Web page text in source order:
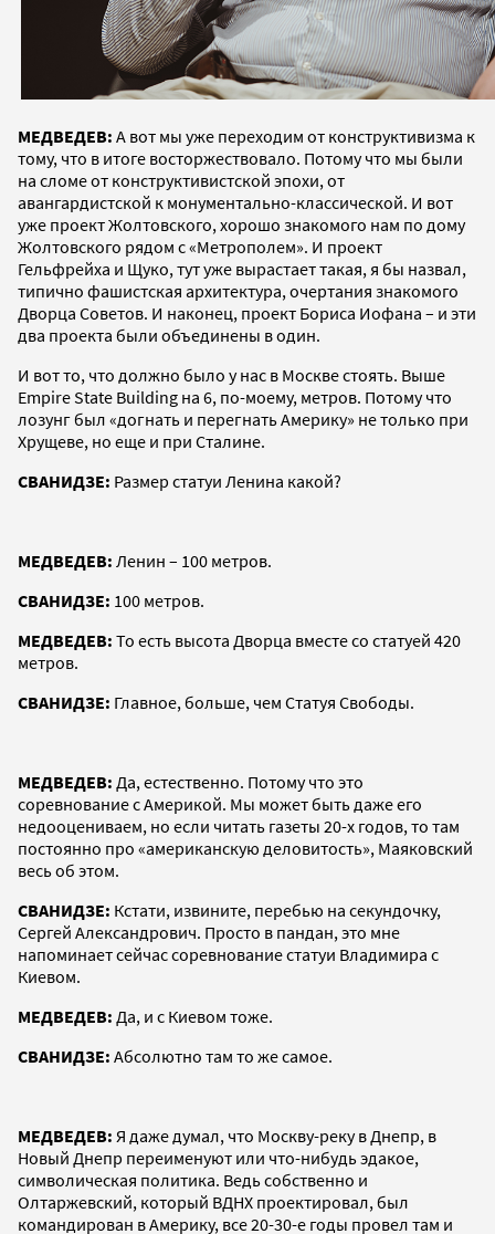
МЕДВЕДЕВ: А вот мы уже переходим от конструктивизма к
тому, что в итоге восторжествовало. Потому что мы были
на сломе от конструктивистской эпохи, от
авангардистской к монументально-классической. И вот
уже проект Жолтовского, хорошо знакомого нам по дому
Жолтовского рядом с «Метрополем». И проект
Гельфрейха и Щуко, тут уже вырастает такая, я бы назвал,
типично фашистская архитектура, очертания знакомого
Дворца Советов. И наконец, проект Бориса Иофана – и эти
два проекта были объединены в один.
И вот то, что должно было у нас в Москве стоять. Выше
Empire State Building на 6, по-моему, метров. Потому что
лозунг был «догнать и перегнать Америку» не только при
Хрущеве, но еще и при Сталине.
СВАНИДЗЕ: Размер статуи Ленина какой?
МЕДВЕДЕВ: Ленин – 100 метров.
СВАНИДЗЕ: 100 метров.
МЕДВЕДЕВ: То есть высота Дворца вместе со статуей 420
метров.
СВАНИДЗЕ: Главное, больше, чем Статуя Свободы.
МЕДВЕДЕВ: Да, естественно. Потому что это
соревнование с Америкой. Мы может быть даже его
недооцениваем, но если читать газеты 20-х годов, то там
постоянно про «американскую деловитость», Маяковский
весь об этом.
СВАНИДЗЕ: Кстати, извините, перебью на секундочку,
Сергей Александрович. Просто в пандан, это мне
напоминает сейчас соревнование статуи Владимира с
Киевом.
МЕДВЕДЕВ: Да, и с Киевом тоже.
СВАНИДЗЕ: Абсолютно там то же самое.
МЕДВЕДЕВ: Я даже думал, что Москву-реку в Днепр, в
Новый Днепр переименуют или что-нибудь эдакое,
символическая политика. Ведь собственно и
Олтаржевский, который ВДНХ проектировал, был
командирован в Америку, все 20-30-е годы провел там и